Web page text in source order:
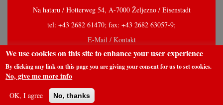
Na hataru / Hotterweg 54, A-7000 Željezno / Eisenstadt
tel: +43 2682 61470; fax: +43 2682 63057-9;
E-Mail / Kontakt
We use cookies on this site to enhance your user experience
By clicking any link on this page you are giving your consent for us to set cookies.
No, give me more info
OK, I agree No, thanks